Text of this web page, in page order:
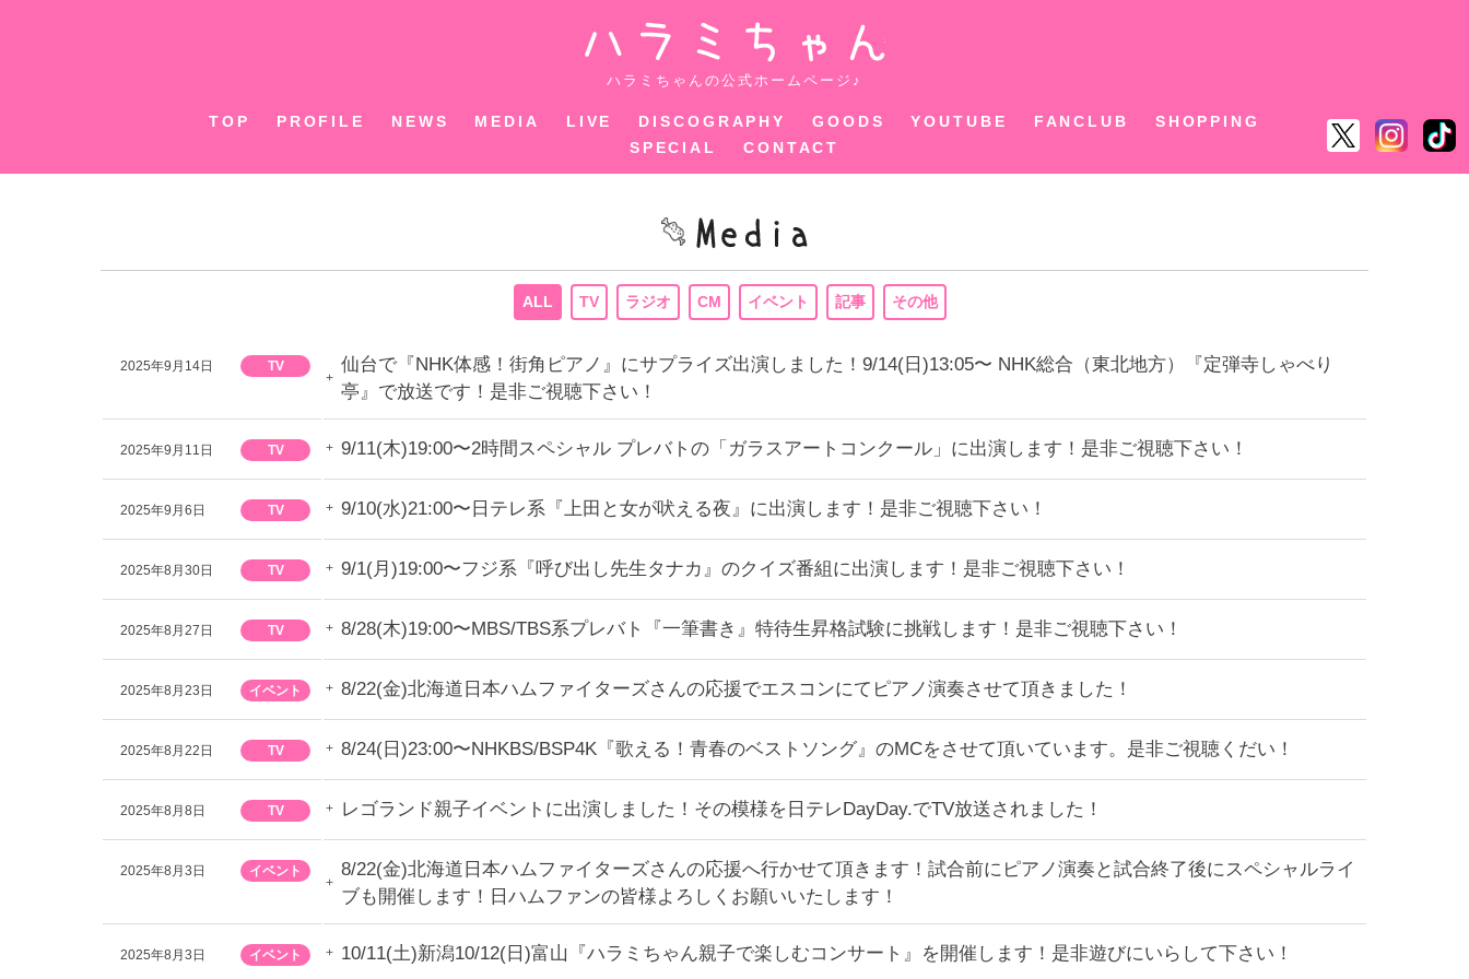
ハラミちゃん
ハラミちゃんの公式ホームページ♪
TOP PROFILE NEWS MEDIA LIVE DISCOGRAPHY GOODS YOUTUBE FANCLUB
SHOPPING
SPECIAL
CONTACT
ALL TV ラジオ CM イベント 記事 その他
2025年9月14日 TV
仙台で『NHK体感！街角ピアノ』にサプライズ出演しました！9/14(日)13:05〜 NHK総合（東北地方）『定弾寺しゃべり
亭』で放送です！是非ご視聴下さい！
2025年9月11日 TV 9/11(木)19:00〜2時間スペシャル プレバトの「ガラスアートコンクール」に出演します！是非ご視聴下さい！
2025年9月6日 TV 9/10(水)21:00〜日テレ系『上田と女が吠える夜』に出演します！是非ご視聴下さい！
2025年8月30日 TV 9/1(月)19:00〜フジ系『呼び出し先生タナカ』のクイズ番組に出演します！是非ご視聴下さい！
2025年8月27日 TV 8/28(木)19:00〜MBS/TBS系プレバト『一筆書き』特待生昇格試験に挑戦します！是非ご視聴下さい！
2025年8月23日 イベント 8/22(金)北海道日本ハムファイターズさんの応援でエスコンにてピアノ演奏させて頂きました！
2025年8月22日 TV 8/24(日)23:00〜NHKBS/BSP4K『歌える！青春のベストソング』のMCをさせて頂いています。是非ご視聴くだい！
2025年8月8日 TV レゴランド親子イベントに出演しました！その模様を日テレDayDay.でTV放送されました！
2025年8月3日 イベント
8/22(金)北海道日本ハムファイターズさんの応援へ行かせて頂きます！試合前にピアノ演奏と試合終了後にスペシャルライ
ブも開催します！日ハムファンの皆様よろしくお願いいたします！
2025年8月3日 イベント 10/11(土)新潟10/12(日)富山『ハラミちゃん親子で楽しむコンサート』を開催します！是非遊びにいらして下さい！